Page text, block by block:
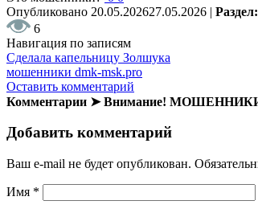
Опубликовано 20.05.202627.05.2026 | Раздел:
6
Навигация по записям
Сделала капельницу Золшука
мошенники dmk-msk.pro
Оставить комментарий
Комментарии ➤ Внимание! МОШЕННИКИ
Добавить комментарий
Ваш e-mail не будет опубликован.
Имя *